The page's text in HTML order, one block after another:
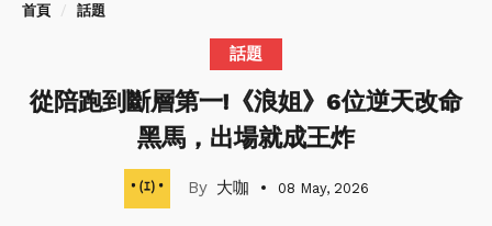
首頁 話題
話題
從陪跑到斷層第一!《浪姐》6位逆天改命
黑馬，出場就成王炸
大咖 08 May, 2026